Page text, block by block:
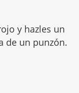
y hazles un
de un punzón.